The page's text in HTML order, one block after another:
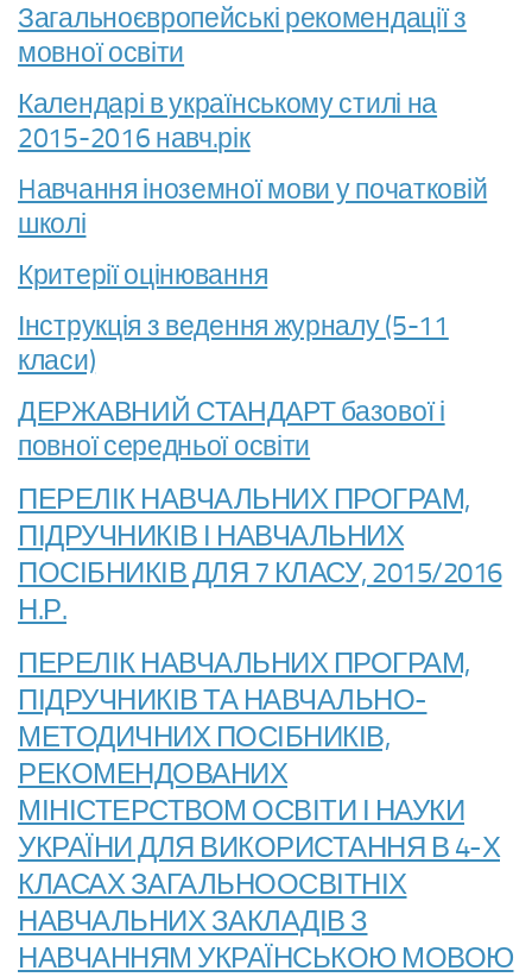
Загальноєвропейські рекомендації з
мовної освіти
Календарі в українському стилі на
2015-2016 навч.рік
Hавчання іноземної мови у початковій
школі
Критерії оцінювання
Інструкція з ведення журналу (5-11
класи)
ДЕРЖАВНИЙ СТАНДАРТ базової і
повної середньої освіти
ПЕРЕЛІК НАВЧАЛЬНИХ ПРОГРАМ,
ПІДРУЧНИКІВ І НАВЧАЛЬНИХ
ПОСІБНИКІВ ДЛЯ 7 КЛАСУ, 2015/2016
Н.Р.
ПЕРЕЛІК НАВЧАЛЬНИХ ПРОГРАМ,
ПІДРУЧНИКІВ ТА НАВЧАЛЬНО-
МЕТОДИЧНИХ ПОСІБНИКІВ,
РЕКОМЕНДОВАНИХ
МІНІСТЕРСТВОМ ОСВІТИ І НАУКИ
УКРАЇНИ ДЛЯ ВИКОРИСТАННЯ В 4-Х
КЛАСАХ ЗАГАЛЬНООСВІТНІХ
НАВЧАЛЬНИХ ЗАКЛАДІВ З
НАВЧАННЯМ УКРАЇНСЬКОЮ МОВОЮ